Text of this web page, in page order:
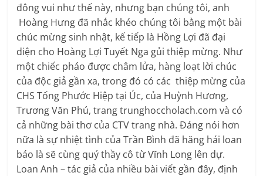
đông vui như thế này, nhưng bạn chúng tôi, anh
Hoàng Hưng đã nhắc khéo chúng tôi bằng một bài
chúc mừng sinh nhật, kế tiếp là Hồng Lợi đã đại
diện cho Hoàng Lợi Tuyết Nga gủi thiệp mừng. Như
một chiếc pháo được châm lửa, hàng loạt lời chúc
của độc giả gần xa, trong đó có các thiệp mừng của
CHS Tống Phước Hiệp tại Úc, của Huỳnh Hương,
Trương Văn Phú, trang trunghoccholach.com và có
cả những bài thơ của CTV trang nhà. Đáng nói hơn
nữa là sự nhiệt tình của Trần Bình đã hăng hái loan
báo là sẽ cùng quý thầy cô từ Vĩnh Long lên dự.
Loan Anh – tác giả của nhiều bài viết gần đây, định